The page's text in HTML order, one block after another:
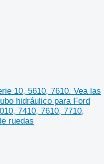
10, 5610, 7610. Vea las
hidráulico para Ford
7410, 7610, 7710,
ruedas